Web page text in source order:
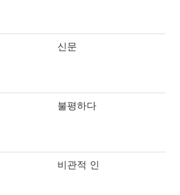
신문
불평하다
비관적 인